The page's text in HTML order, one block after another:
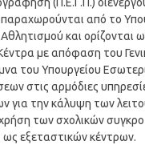
από το
και ορίζονται
με απόφαση του
του Υπουργείου
στις αρμόδιες
για την κάλυψη των
των σχολικών
εξεταστικών κέντρων.